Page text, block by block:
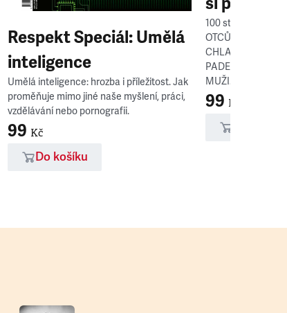
Respekt Speciál: Umělá
inteligence
Umělá inteligence: hrozba i příležitost. Jak
proměňuje mimo jiné naše myšlení, práci,
vzdělávání nebo pornografii.
99 Kč
Do košíku
100 stran čtení o
OTCŮ NA
CHLAPCI OBÉZNÍ
PADESÁTCE K
MUŽI...
99 Kč